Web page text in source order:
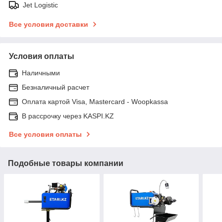
Jet Logistic
Все условия доставки
Условия оплаты
Наличными
Безналичный расчет
Оплата картой Visa, Mastercard - Woopkassa
В рассрочку через KASPI.KZ
Все условия оплаты
Подобные товары компании